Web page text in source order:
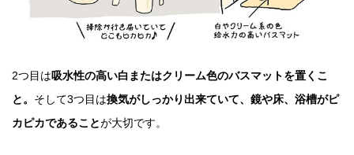
2つ目は吸水性の高い白またはクリーム色のバスマットを置くこ
と。 そして3つ目は換気がしっかり出来ていて、鏡や床、浴槽がピ
カピカであることが大切です。